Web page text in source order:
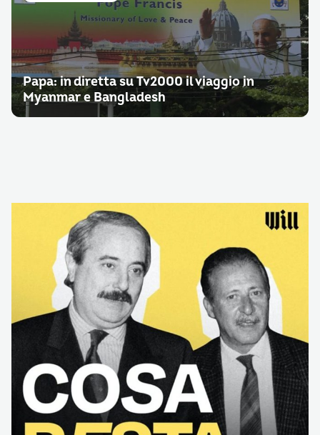
Papa: in diretta su Tv2000 il viaggio in
Myanmar e Bangladesh